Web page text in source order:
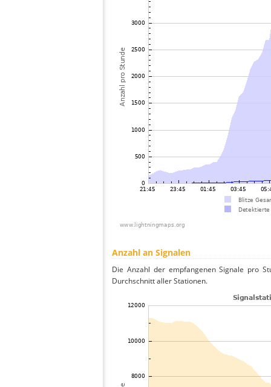
Anzahl an Signalen
Die Anzahl der empfangenen Signale pro
Durchschnitt aller Stationen.